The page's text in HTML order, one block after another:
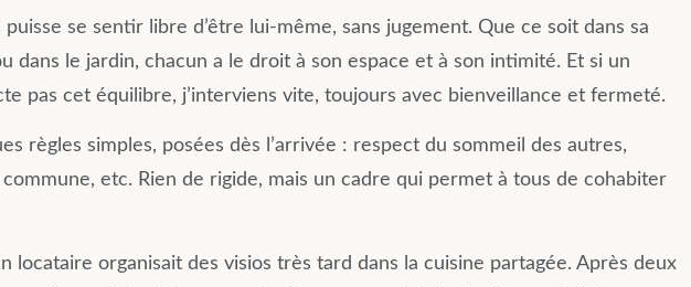
se sentir libre d’être lui-même, sans jugement. Que ce soit dans sa
dans le jardin, chacun a le droit à son espace et à son intimité. Et si un
pas cet équilibre, j’interviens vite, toujours avec bienveillance et fermeté.
règles simples, posées dès l’arrivée : respect du sommeil des autres,
etc. Rien de rigide, mais un cadre qui permet à tous de cohabiter
locataire organisait des visios très tard dans la cuisine partagée. Après deux